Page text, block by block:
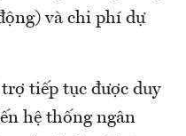
và chi phí dự
tiếp tục được duy
hệ thống ngân